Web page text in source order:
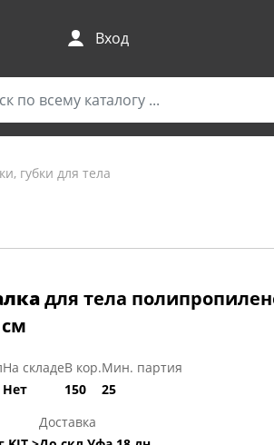
Вход
губки для тела
для тела
На складе
Нет
В кор.
150
Мин. партия
25
Доставка